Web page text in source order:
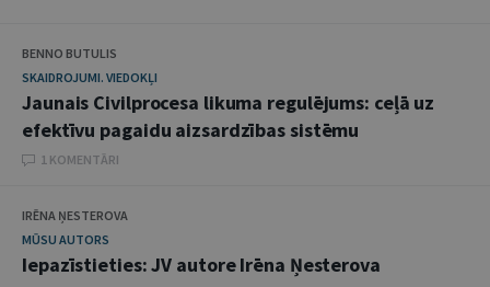
BENNO BUTULIS
SKAIDROJUMI. VIEDOKĻI
Jaunais Civilprocesa likuma regulējums: ceļā uz
efektīvu pagaidu aizsardzības sistēmu
1 KOMENTĀRI
IRĒNA ŅESTEROVA
MŪSU AUTORS
Iepazīstieties: JV autore Irēna Ņesterova